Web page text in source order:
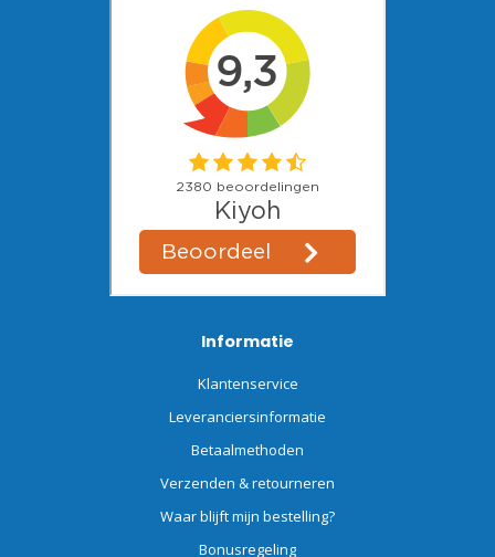
Informatie
Klantenservice
Leveranciersinformatie
Betaalmethoden
Verzenden & retourneren
Waar blijft mijn bestelling?
Bonusregeling